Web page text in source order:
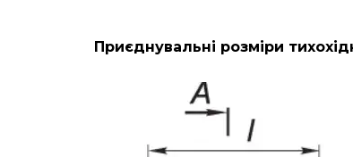
Приєднувальні розміри